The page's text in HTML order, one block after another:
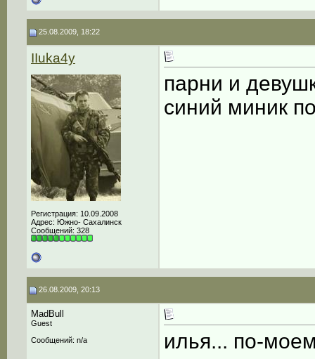
25.08.2009, 18:22
IIuka4y
Регистрация: 10.09.2008
Адрес: Южно- Сахалинск
Сообщений: 328
парни и
синий миник
26.08.2009, 20:13
MadBull
Guest
Сообщений: n/a
илья... по-